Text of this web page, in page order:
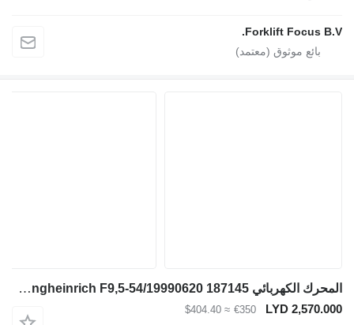
Forklift Focus B.V.
المحرك الكهربائي Jungheinrich F9,5-54/19990620 187145 لـ المعدة المستخدمة في المستودع Jungheinrich EJE 116
LYD 2,570.000
€350
≈ $404.40